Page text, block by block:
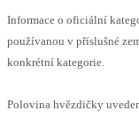
Informace o oficiální
používanou v příslušné
konkrétní kategorie.
Polovina hvězdičky